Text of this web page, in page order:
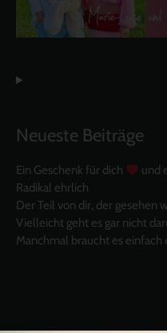
Neueste Beiträge
Ein Geschenk für dich
und
Radikal ehrlich
Der Teil von dir, der gesehen
Vielleicht geht es gar nicht
Manchmal braucht es einfach